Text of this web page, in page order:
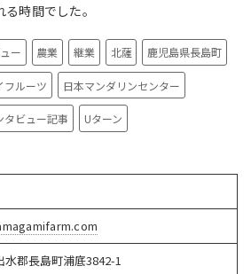
時間でした。
ー 農業 継業 北薩 鹿児島県長島町
フルーツ 日本マンダリンセンター
タビュー記事 Uターン
水郡長島町浦底3842-1